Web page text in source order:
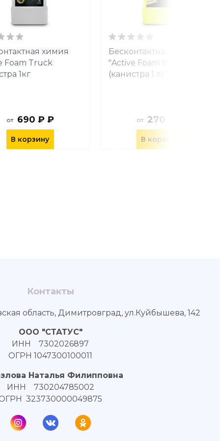
химия
Foam Truck
1кг
от 690 ₽ ₽
В корзину
Бесконтактная химия
"Active Foam Balance"
(канистра 1 л) 110513
от 270 ₽ ₽
В корзину
Контакты
область, Димитровград, ул.Куйбышева, 142
ООО "СТАТУС"
ИНН 7302026897
ОГРН 1047300100011
Наталья Филипповна
ИНН 730204785002
323730000049875